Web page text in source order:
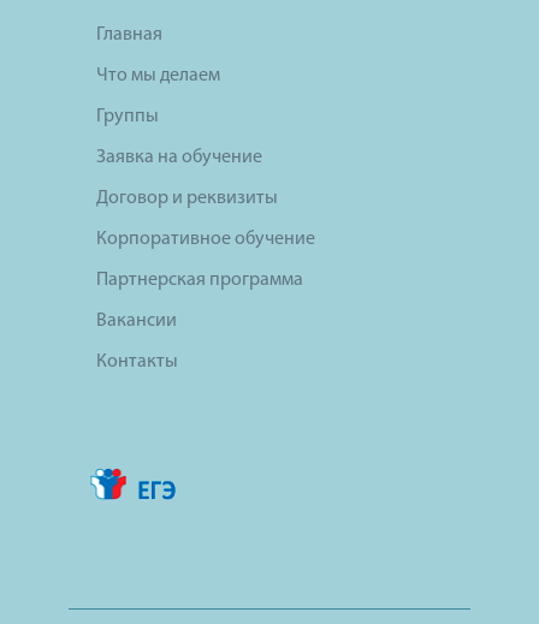
Главная
Что мы делаем
Группы
Заявка на обучение
Договор и реквизиты
Корпоративное обучение
Партнерская программа
Вакансии
Контакты